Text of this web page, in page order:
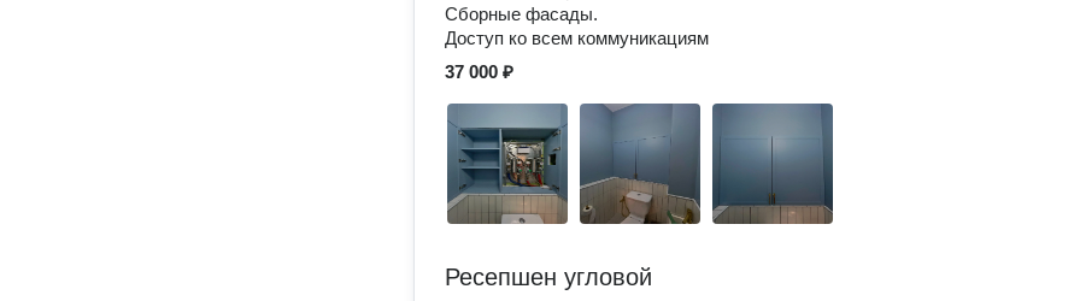
Сборные фасады.
Доступ ко всем коммуникациям
37 000 ₽
Ресепшен угловой